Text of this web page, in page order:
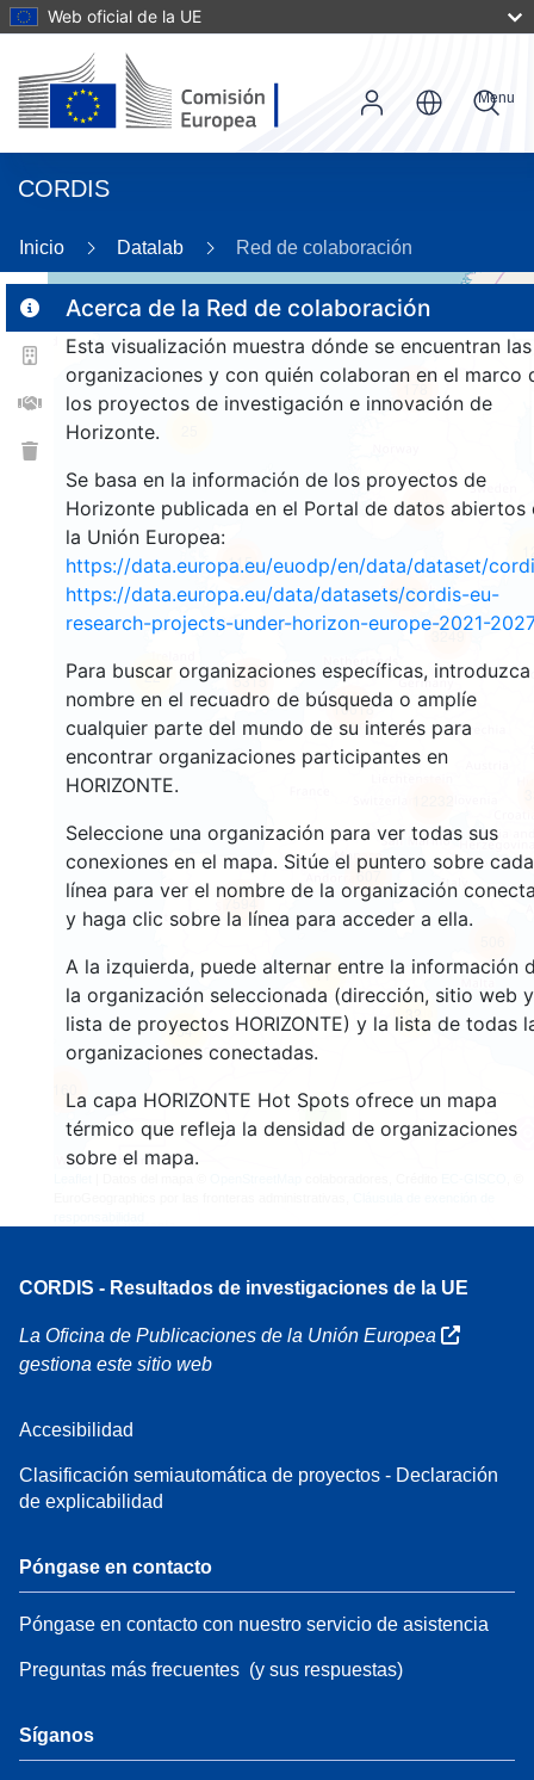
Web oficial de la UE
CORDIS
Menu
Inicio Datalab Red de colaboración
Acerca de la Red de colaboración
Esta visualización muestra dónde se encuentran las
organizaciones y con quién colaboran en el marco
los proyectos de investigación e innovación de
Horizonte.
Se basa en la información de los proyectos de
Horizonte publicada en el Portal de datos abiertos
la Unión Europea:
https://data.europa.eu/euodp/en/data/dataset/
https://data.europa.eu/data/datasets/cordis-eu-
research-projects-under-horizon-europe-2021-2027
Para buscar organizaciones específicas, introduzca
nombre en el recuadro de búsqueda o amplíe
cualquier parte del mundo de su interés para
encontrar organizaciones participantes en
HORIZONTE.
Seleccione una organización para ver todas sus
conexiones en el mapa. Sitúe el puntero sobre cada
línea para ver el nombre de la organización
y haga clic sobre la línea para acceder a ella.
A la izquierda, puede alternar entre la información
la organización seleccionada (dirección, sitio web y
lista de proyectos HORIZONTE) y la lista de todas
organizaciones conectadas.
La capa HORIZONTE Hot Spots ofrece un mapa
térmico que refleja la densidad de organizaciones
sobre el mapa.
160
7
32
22
178
1384
11
54
607
7594
120
115
3249
5315
10618
CORDIS - Resultados de investigaciones de la UE
La Oficina de Publicaciones de la Unión Europea
gestiona este sitio web
Accesibilidad
Clasificación semiautomática de proyectos - Declaración
de explicabilidad
Póngase en contacto
Póngase en contacto con nuestro servicio de asistencia
Preguntas más frecuentes (y sus respuestas)
Síganos